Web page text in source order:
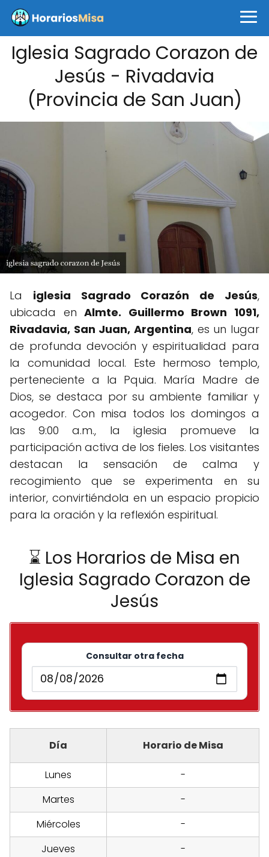
Iglesia Sagrado Corazon de
Jesús - Rivadavia
(Provincia de San Juan)
La iglesia Sagrado Corazón de Jesús,
ubicada enAlmte. Guillermo Brown 1091,
Rivadavia, San Juan, Argentina, es un lugar
de profunda devoción y espiritualidad para
la comunidad local. Este hermoso templo,
perteneciente a la Pquia. María Madre de
Dios, se destaca por su ambiente familiar y
acogedor. Con misa todos los domingos a
las 9:00 a.m., la iglesia promueve la
participación activa de los fieles. Los visitantes
destacan la sensación de calma y
recogimiento que se experimenta en su
interior, convirtiéndola en un espacio propicio
para la oración y la reflexión espiritual.
⌛ Los Horarios de Misa en
Iglesia Sagrado Corazon de
Jesús
Consultar otra fecha
Día Horario de Misa
Lunes
-
Martes
-
Miércoles
-
Jueves
-